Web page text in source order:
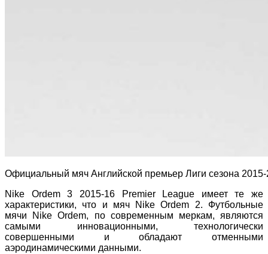
Официальный мяч Английской премьер Лиги сезона
Nike Ordem 3 2015-16 Premier League имеет те же
характеристики, что и мяч Nike Ordem 2. Футбольные
мячи Nike Ordem, по современным меркам, являются
самыми инновационными, технологически
совершенными и обладают отменными
аэродинамическими данными.